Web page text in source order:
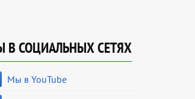
В СОЦИАЛЬНЫХ СЕТЯХ
Мы в YouTube